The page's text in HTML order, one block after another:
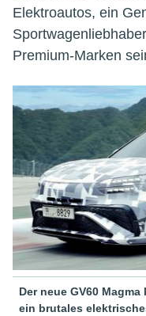
Elektroautos, ein
Premium-Marken
Der neue GV60
ein brutales